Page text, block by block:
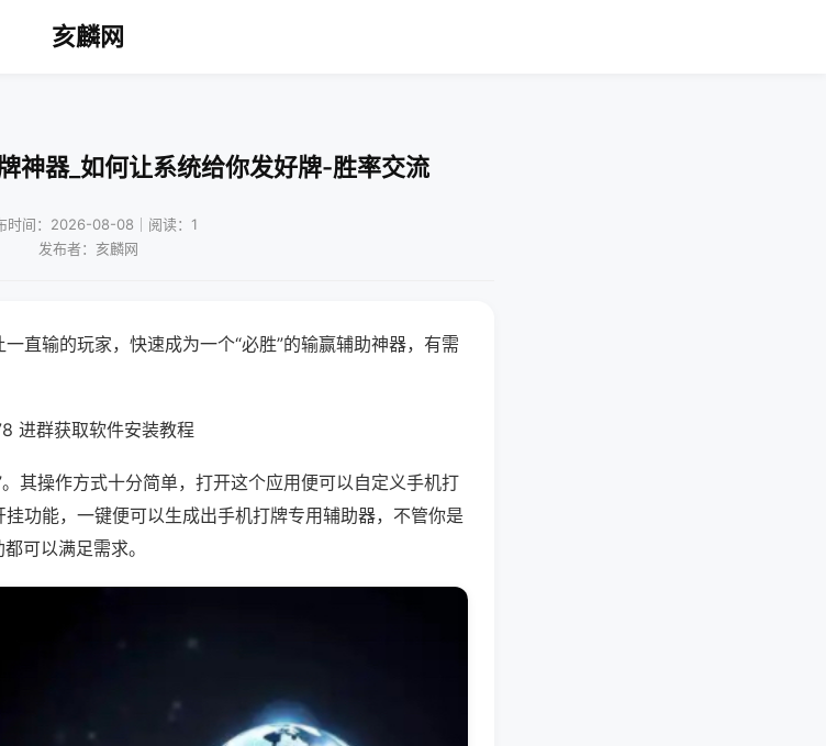
亥麟网
神器_如何让系统给你发好牌-胜率交流
时间：2026-08-08｜阅读：1
发布者：亥麟网
直输的玩家，快速成为一个“必胜”的输赢辅助神器，有需
进群获取软件安装教程
其操作方式十分简单，打开这个应用便可以自定义手机打
功能，一键便可以生成出手机打牌专用辅助器，不管你是
可以满足需求。